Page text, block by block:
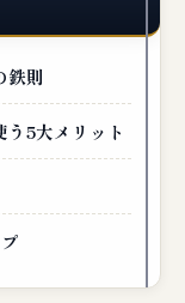
鉄則
5大メリット